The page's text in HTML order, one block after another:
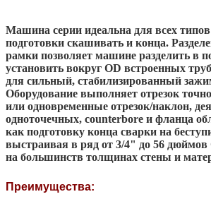
Машина серии идеальна для всех
подготовки скашивать и конца.
рамки позволяет машине разделить в
установить вокруг OD встроенных
для сильный, стабилизированный
Оборудование выполняет отрезок
или одновременные отрезок/наклон,
одноточечных, counterbore и фланца
как подготовку конца сварки на
выстраивая в ряд от 3/4" до 56 дюймов
на большинств толщинах стены и
Преимущества: